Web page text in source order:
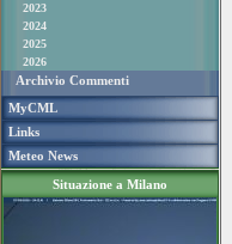
2023
2024
2025
2026
Archivio Commenti
MyCML
Links
Meteo News
Situazione a Milano